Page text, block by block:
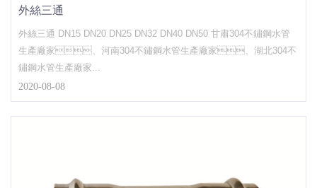
外絲三通
外絲三通 DN15 DN20 DN25 DN32 DN40 DN50 甘肅304不鏽鋼水管
生產廠家、河南304不鏽鋼水管生產廠家、湖北304不
鏽鋼水管生產廠家...
2020-08-08